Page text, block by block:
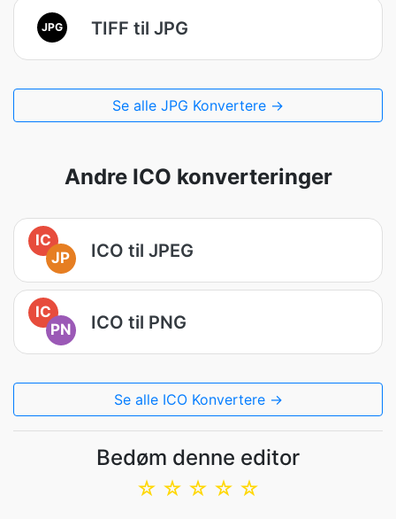
JPG TIFF til JPG
Se alle JPG Konvertere →
Andre ICO konverteringer
IC
JP
ICO til JPEG
IC
PN
ICO til PNG
Se alle ICO Konvertere →
Bedøm denne editor
☆
☆
☆
☆
☆